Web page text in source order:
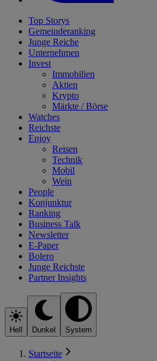
Top Storys
Gemeinderanking
Junge Reiche
Unternehmen
Invest
Immobilien
Aktien
Krypto
Märkte / Börse
Watches
Reichste
Enjoy
Reisen
Technik
Mobil
Wein
People
Konjunktur
Ranking
Business Talk
Newsletter
E-Paper
Bolero
Junge Reichste
Partner Insights
Hell Dunkel System
Startseite